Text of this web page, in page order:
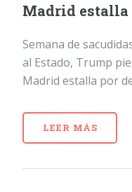
Madrid estalla
Semana de
al Estado, Trump
Madrid estalla por
LEER MÁS